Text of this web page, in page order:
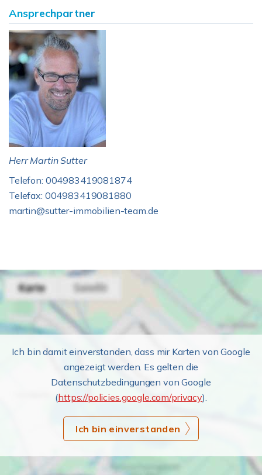
Ansprechpartner
Herr Martin Sutter
Telefon: 004983419081874
Telefax: 004983419081880
martin@sutter-immobilien-team.de
Ich bin damit einverstanden, dass mir Karten von Google
angezeigt werden. Es gelten die
Datenschutzbedingungen von Google
(https://policies.google.com/privacy).
Ich bin einverstanden